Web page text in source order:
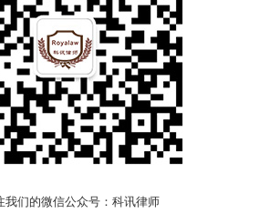
我们的微信公众号：科讯律师